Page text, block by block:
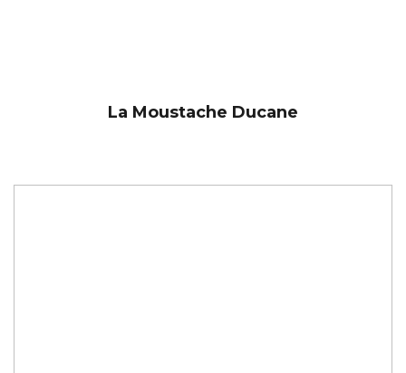
La Moustache Ducane